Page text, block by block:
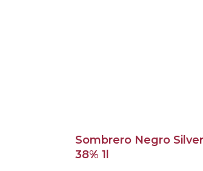
Sombrero Negro Silver
38% 1l